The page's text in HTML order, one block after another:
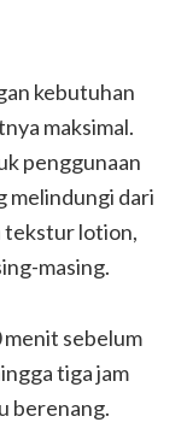
kebutuhan
maksimal.
penggunaan
melindungi dari
tekstur lotion,
masing.
sebelum
tiga jam
berenang.